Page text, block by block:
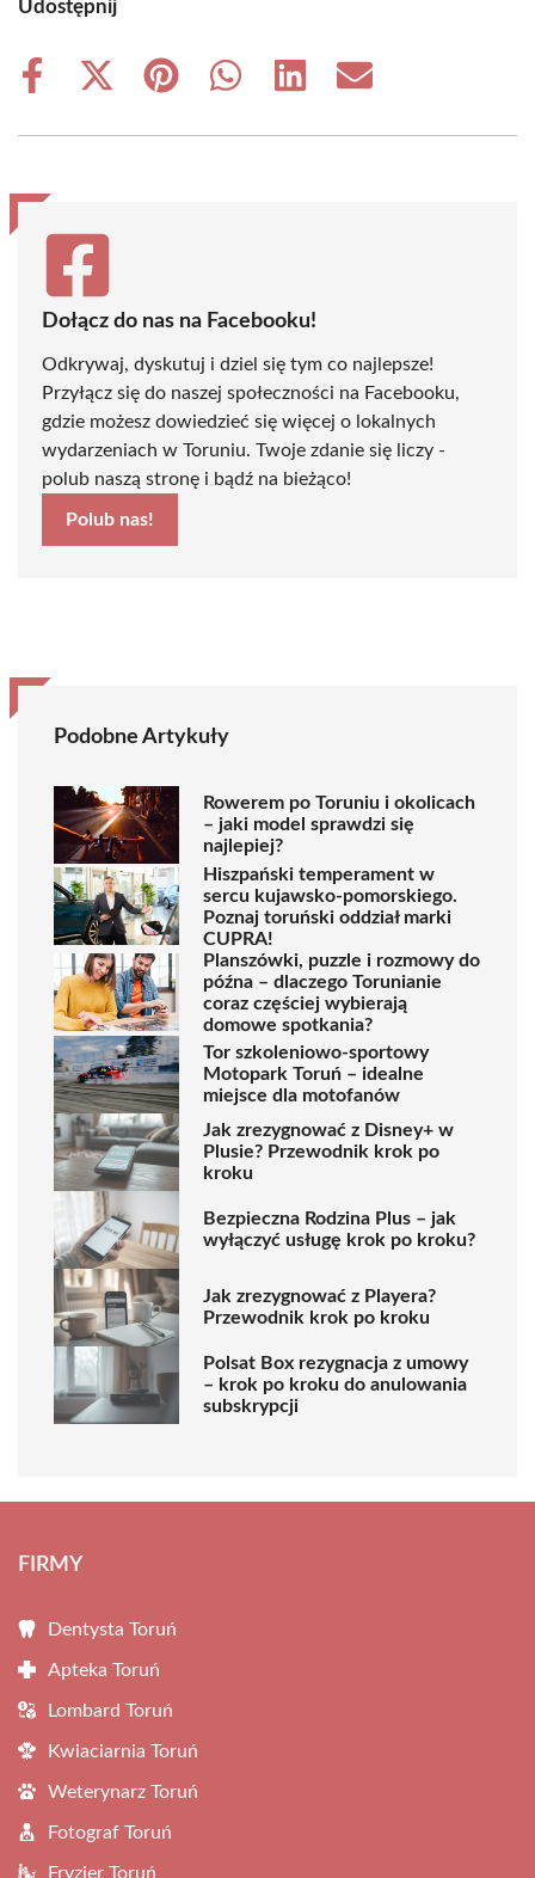
Udostępnij
Share
Share
(Twitter)
Share
Share
Share
Share
Dołącz do nas na Facebooku!
Odkrywaj, dyskutuj i dziel się tym co najlepsze!
Przyłącz się do naszej społeczności na Facebooku,
gdzie możesz dowiedzieć się więcej o lokalnych
wydarzeniach w Toruniu. Twoje zdanie się liczy -
polub naszą stronę i bądź na bieżąco!
Polub nas!
Podobne Artykuły
Rowerem po Toruniu i okolicach
– jaki model sprawdzi się
najlepiej?
Hiszpański temperament w
sercu kujawsko-pomorskiego.
Poznaj toruński oddział marki
CUPRA!
Planszówki, puzzle i rozmowy do
późna – dlaczego Torunianie
coraz częściej wybierają
domowe spotkania?
Tor szkoleniowo-sportowy
Motopark Toruń – idealne
miejsce dla motofanów
Jak zrezygnować z Disney+ w
Plusie? Przewodnik krok po
kroku
Bezpieczna Rodzina Plus – jak
wyłączyć usługę krok po kroku?
Jak zrezygnować z Playera?
Przewodnik krok po kroku
Polsat Box rezygnacja z umowy
– krok po kroku do anulowania
subskrypcji
FIRMY
Dentysta Toruń
Apteka Toruń
Lombard Toruń
Kwiaciarnia Toruń
Weterynarz Toruń
Fotograf Toruń
Fryzjer Toruń